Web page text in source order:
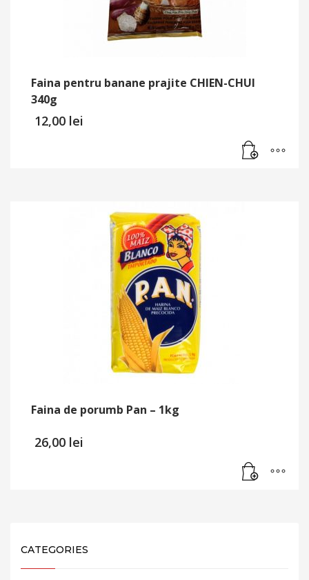
Faina pentru banane prajite CHIEN-CHUI
340g
12,00 lei
Faina de porumb Pan – 1kg
26,00 lei
CATEGORIES